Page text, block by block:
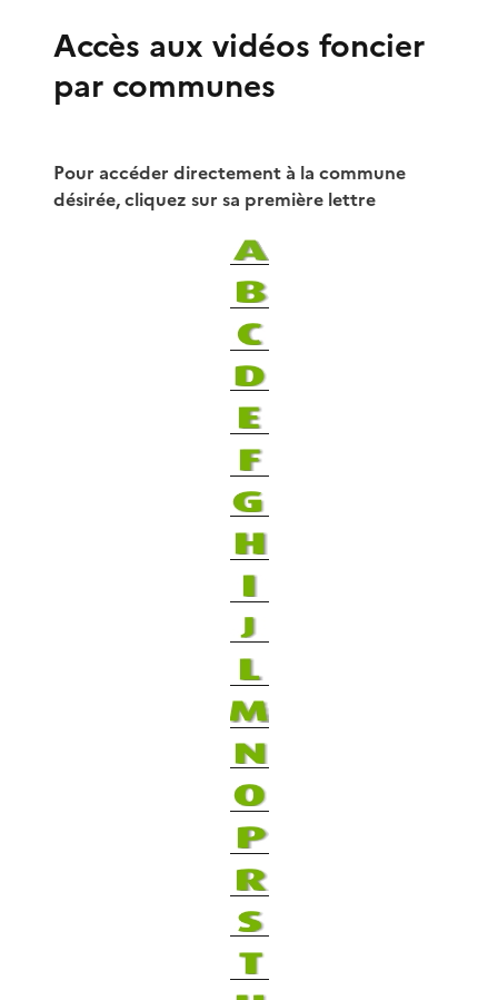
Accès aux vidéos foncier
par communes
Pour accéder directement à la commune
désirée, cliquez sur sa première lettre